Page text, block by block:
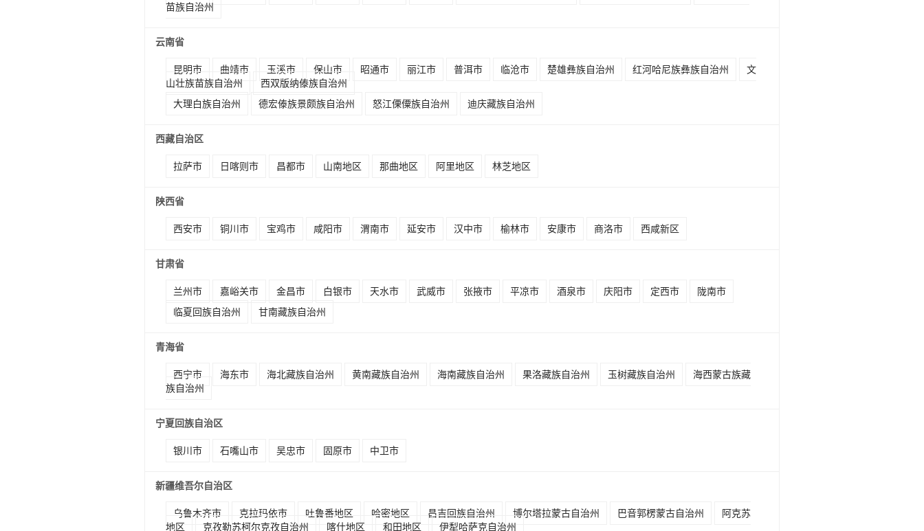
苗族自治州
云南省
昆明市 曲靖市 玉溪市 保山市 昭通市 丽江市 普洱市 临沧市 楚雄彝族自治州 红河哈尼族彝族自治州
文
山壮族苗族自治州
西双版纳傣族自治州
大理白族自治州
德宏傣族景颇族自治州 怒江傈僳族自治州 迪庆藏族自治州
西藏自治区
拉萨市 日喀则市 昌都市 山南地区 那曲地区 阿里地区 林芝地区
陕西省
西安市 铜川市 宝鸡市 咸阳市 渭南市 延安市 汉中市 榆林市 安康市 商洛市 西咸新区
甘肃省
兰州市 嘉峪关市 金昌市 白银市 天水市 武威市 张掖市 平凉市 酒泉市 庆阳市 定西市
陇南市
临夏回族自治州
甘南藏族自治州
青海省
西宁市 海东市 海北藏族自治州 黄南藏族自治州 海南藏族自治州 果洛藏族自治州 玉树藏族自治州
海西蒙古族藏
族自治州
宁夏回族自治区
银川市 石嘴山市 吴忠市 固原市 中卫市
新疆维吾尔自治区
乌鲁木齐市 克拉玛依市 吐鲁番地区 哈密地区 昌吉回族自治州 博尔塔拉蒙古自治州 巴音郭楞蒙古自治州
阿克苏
地区
克孜勒苏柯尔克孜自治州 喀什地区 和田地区 伊犁哈萨克自治州